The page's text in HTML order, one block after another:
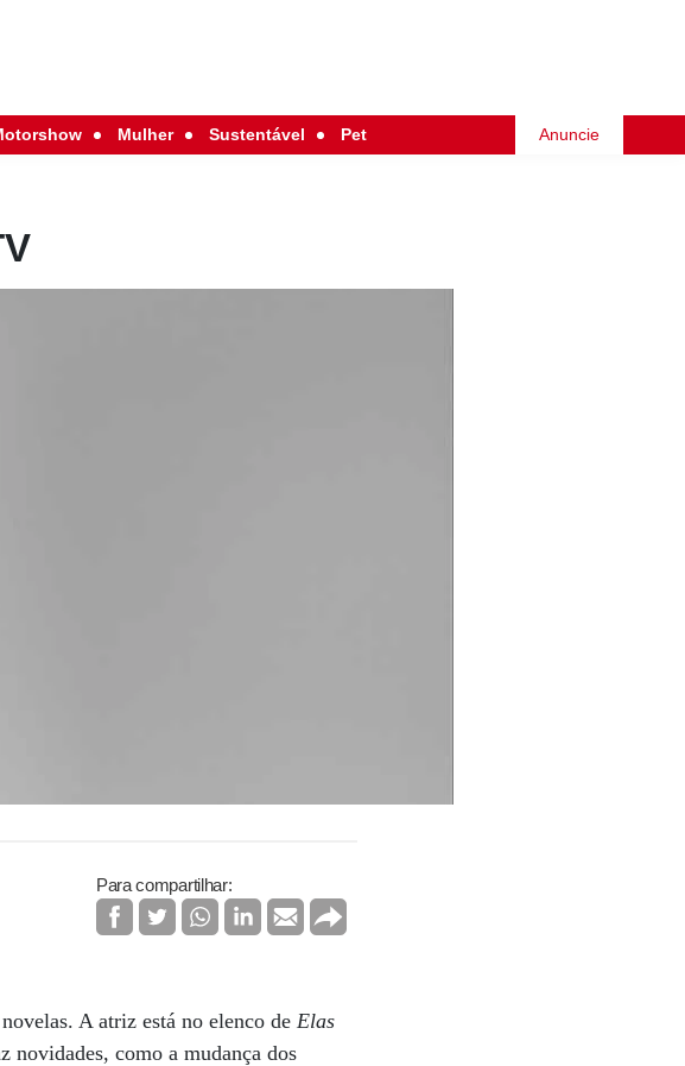
Mulher Sustentável Pet Anuncie
Para compartilhar:
A atriz está no elenco deElas
novidades, como a mudança dos